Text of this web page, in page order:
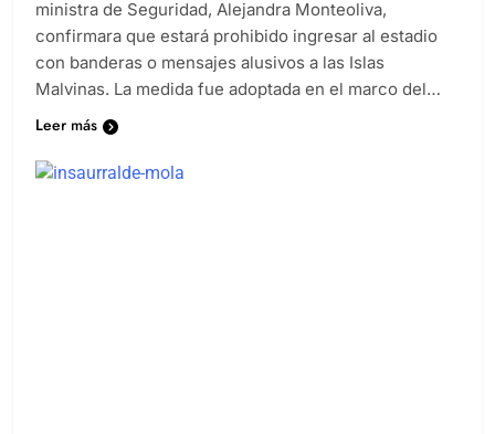
ministra de Seguridad, Alejandra Monteoliva,
confirmara que estará prohibido ingresar al estadio
con banderas o mensajes alusivos a las Islas
Malvinas. La medida fue adoptada en el marco del…
Leer más